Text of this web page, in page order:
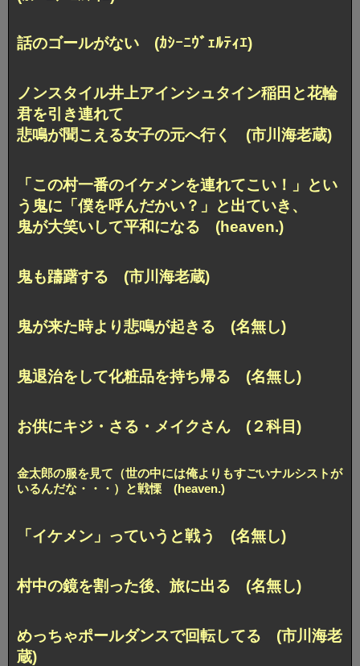
話のゴールがない (ｶｼｰﾆｳﾞｪﾙﾃｨｴ)
ノンスタイル井上アインシュタイン稲田と花輪
君を引き連れて
悲鳴が聞こえる女子の元へ行く (市川海老蔵)
「この村一番のイケメンを連れてこい！」とい
う鬼に「僕を呼んだかい？」と出ていき、
鬼が大笑いして平和になる (heaven.)
鬼も躊躇する (市川海老蔵)
鬼が来た時より悲鳴が起きる (名無し)
鬼退治をして化粧品を持ち帰る (名無し)
お供にキジ・さる・メイクさん (２科目)
金太郎の服を見て（世の中には俺よりもすごいナルシストが
いるんだな・・・）と戦慄 (heaven.)
「イケメン」っていうと戦う (名無し)
村中の鏡を割った後、旅に出る (名無し)
めっちゃポールダンスで回転してる (市川海老
蔵)